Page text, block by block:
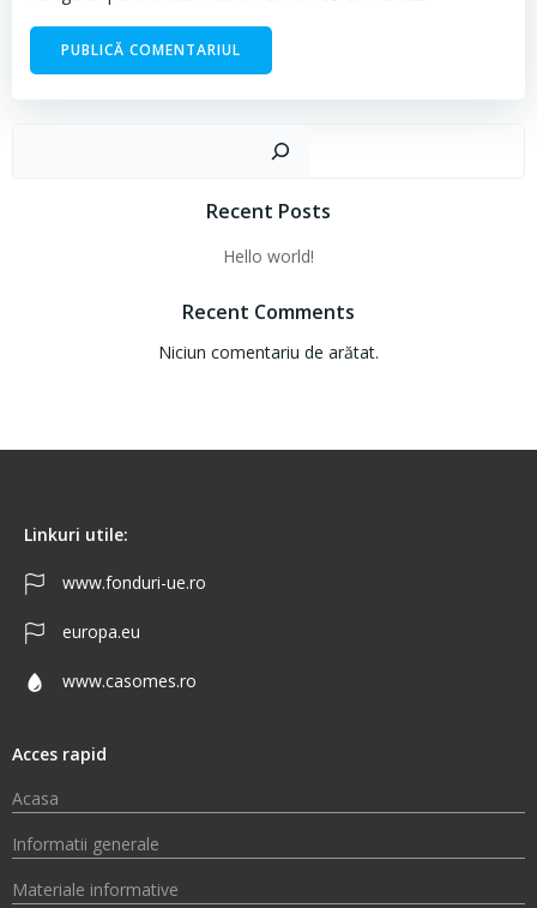
Recent Posts
Hello world!
Recent Comments
Niciun comentariu de arătat.
Linkuri utile:
www.fonduri-ue.ro
europa.eu
www.casomes.ro
Acces rapid
Acasa
Informatii generale
Materiale informative